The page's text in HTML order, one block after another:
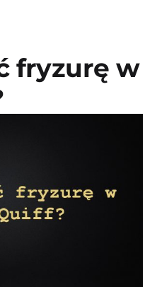
fryzurę w